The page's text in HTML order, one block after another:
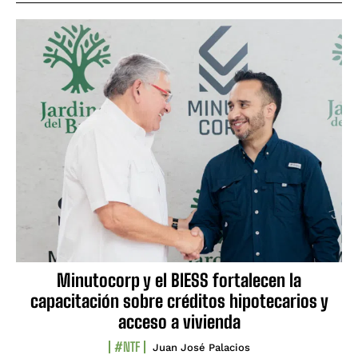
Minutocorp y el BIESS fortalecen la
capacitación sobre créditos hipotecarios y
acceso a vivienda
#NTF Juan José Palacios